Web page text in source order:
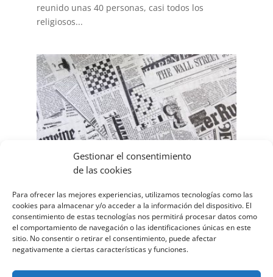
Gestionar el consentimiento
de las cookies
Para ofrecer las mejores experiencias, utilizamos tecnologías como las
cookies para almacenar y/o acceder a la información del dispositivo. El
consentimiento de estas tecnologías nos permitirá procesar datos como
el comportamiento de navegación o las identificaciones únicas en este
sitio. No consentir o retirar el consentimiento, puede afectar
negativamente a ciertas características y funciones.
reunido unas 40 personas, casi todos los
religiosos...
PERIÓDICOS SOLIDARIOS 3º ESO
27 \27\Europe/Madrid junio
\27\Europe/Madrid 2020
|
Barbastro